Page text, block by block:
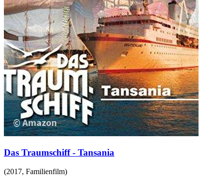
Das Traumschiff - Tansania
(2017, Familienfilm)